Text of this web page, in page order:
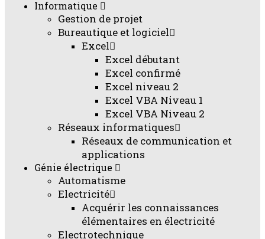
Informatique
Gestion de projet
Bureautique et logiciel
Excel
Excel débutant
Excel confirmé
Excel niveau 2
Excel VBA Niveau 1
Excel VBA Niveau 2
Réseaux informatiques
Réseaux de communication et
applications
Génie électrique
Automatisme
Electricité
Acquérir les connaissances
élémentaires en électricité
Electrotechnique